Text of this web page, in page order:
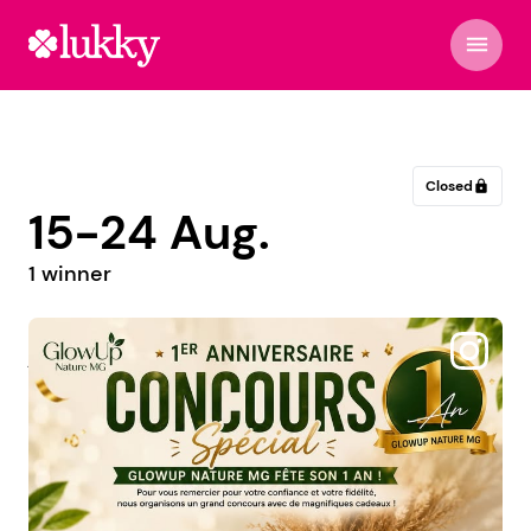
menu
Closed lock
15-24 Aug.
1 winner
@jessy.fity